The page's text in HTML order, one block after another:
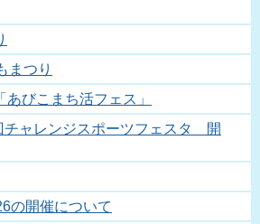
まつり
びこまち活フェス」
チャレンジスポーツフェスタ 開
の開催について